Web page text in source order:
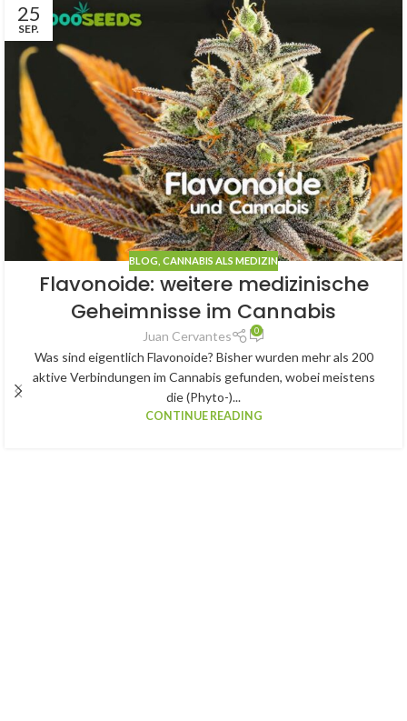
25
SEP.
BLOG CANNABIS ALS MEDIZIN
Flavonoide: weitere medizinische
Geheimnisse im Cannabis
Juan Cervantes 0
Was sind eigentlich Flavonoide? Bisher wurden mehr als 200
aktive Verbindungen im Cannabis gefunden, wobei meistens
die (Phyto-)...
CONTINUE READING